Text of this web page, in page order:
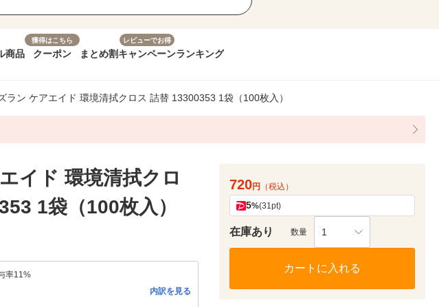
商品
獲得はこちら
クーポン まとめ割
レビューでお得
キャンペーンランキング
ラン ケアエイド 環境清拭クロス 詰替 13300353 1袋（100枚入）
イド 環境清拭クロ
1袋（100枚入）
率11%
内訳を見る
720円 （税込）
5%(31pt)
在庫あり 数量 1
カートに入れる